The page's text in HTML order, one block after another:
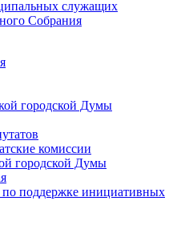
служащих
Cобрания
городской Думы
комиссии
городской Думы
поддержке инициативных